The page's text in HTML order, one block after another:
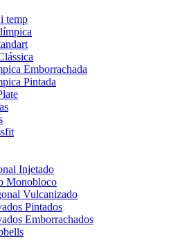
temp
Emborrachada
Pintada
Injetado
Monobloco
Vulcanizado
Pintados
Emborrachados